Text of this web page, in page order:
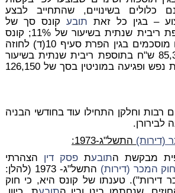
כלולים בשינויים, שהתחייב לבצע
– בגין כל זאת תובע קונס סך של
תשלום פיצויים מוסכמים בגין הפרת סעיף 10(ד) לחוזה
הביצוע בסך של 85,393 ש"ח בתוספת ריבית שנתית בשיעור
11%; פיצוי בגין עגמת נפש ופגיעה במוניטין בסך של 126,150
רבות וחלקן התחילו עוד בחודשי הבניה
לבירורן.
(דירות) התשל"ג-1973:
מבקשת התובעתפסק דין הצהרתי
חוק המכר (דירות)
התשל"ג- 1973 (להלן:
דירות"). טענתו של קונס היא, כי חוק